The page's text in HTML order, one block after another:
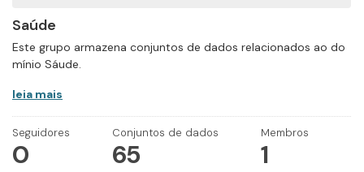
Saúde
Este grupo armazena conjuntos de dados relacionados ao do
mínio Sáude.
leia mais
Seguidores
0
Conjuntos de dados
65
Membros
1